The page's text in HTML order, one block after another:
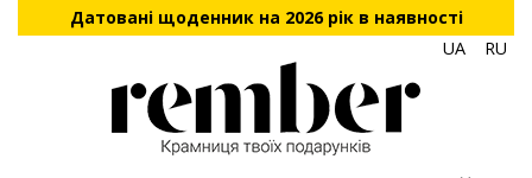
Датовані щоденник на 2026 рік в наявності
UA
RU